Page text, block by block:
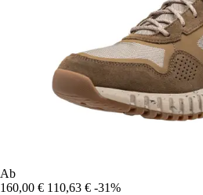
Ab
160,00 € 110,63 € -31%